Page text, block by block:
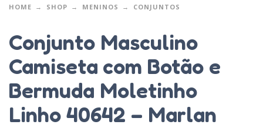
HOME SHOP MENINOS CONJUNTOS
Conjunto Masculino
Camiseta com Botão e
Bermuda Moletinho
Linho 40642 – Marlan